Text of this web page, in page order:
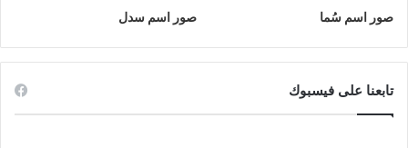
صور اسم سُما صور اسم سدل
تابعنا على فيسبوك